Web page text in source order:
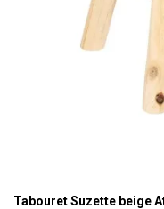
Tabouret Suzette beige